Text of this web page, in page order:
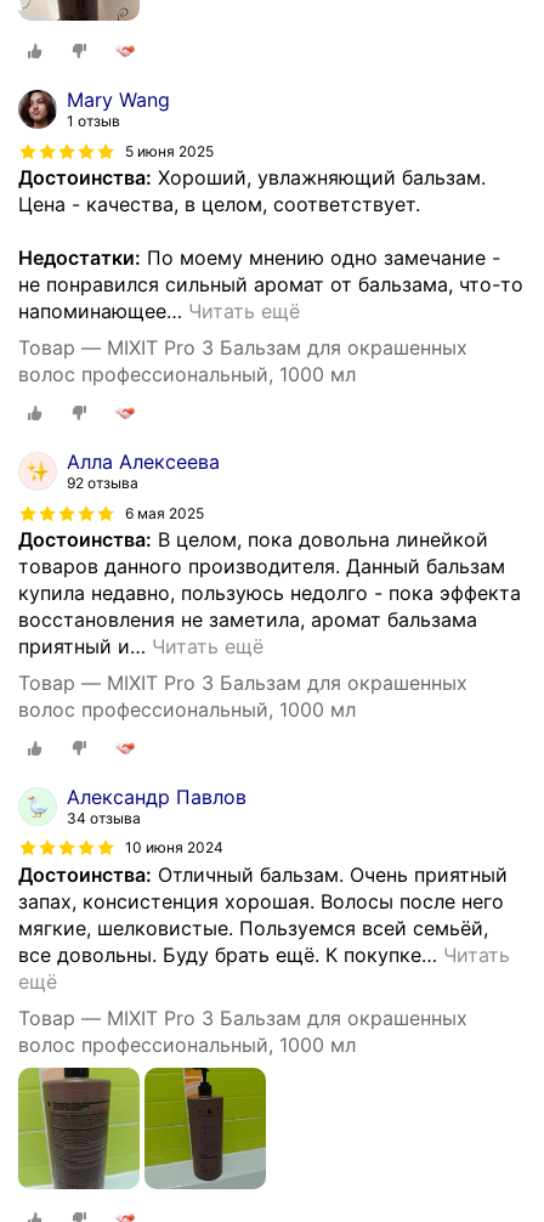
Mary Wang
1 отзыв
5 июня 2025
Достоинства: Хороший, увлажняющий бальзам.
Цена - качества, в целом, соответствует.
Недостатки: По моему мнению одно замечание -
не понравился сильный аромат от бальзама, что-то
напоминающее… Читать ещё
Товар — MIXIT Pro 3 Бальзам для окрашенных
волос профессиональный, 1000 мл
Алла Алексеева
92 отзыва
6 мая 2025
Достоинства: В целом, пока довольна линейкой
товаров данного производителя. Данный бальзам
купила недавно, пользуюсь недолго - пока эффекта
восстановления не заметила, аромат бальзама
приятный и… Читать ещё
Товар — MIXIT Pro 3 Бальзам для окрашенных
волос профессиональный, 1000 мл
Александр Павлов
34 отзыва
10 июня 2024
Достоинства: Отличный бальзам. Очень приятный
запах, консистенция хорошая. Волосы после него
мягкие, шелковистые. Пользуемся всей семьёй,
все довольны. Буду брать ещё. К покупке… Читать
ещё
Товар — MIXIT Pro 3 Бальзам для окрашенных
волос профессиональный, 1000 мл